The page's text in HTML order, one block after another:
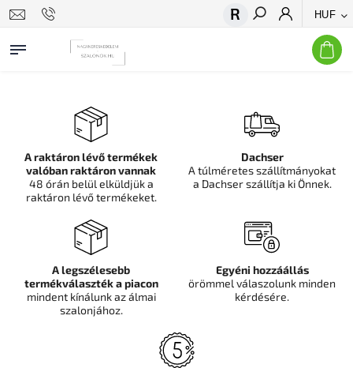
HUF
Keresés
A raktáron lévő termékek
valóban raktáron vannak
48 órán belül elküldjük a
raktáron lévő termékeket.
Dachser
A túlméretes szállítmányokat
a Dachser szállítja ki Önnek.
A legszélesebb
termékválaszték a piacon
mindent kínálunk az álmai
szalonjához.
Egyéni hozzáállás
örömmel válaszolunk minden
kérdésére.